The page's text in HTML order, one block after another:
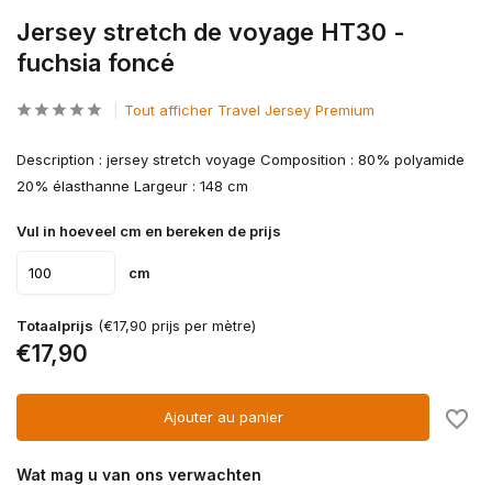
Jersey stretch de voyage HT30 -
fuchsia foncé
Tout afficher Travel Jersey Premium
Description : jersey stretch voyage Composition : 80% polyamide
20% élasthanne Largeur : 148 cm
Vul in hoeveel cm en bereken de prijs
cm
Totaalprijs (€17,90 prijs per mètre)
€17,90
Ajouter au panier
Wat mag u van ons verwachten